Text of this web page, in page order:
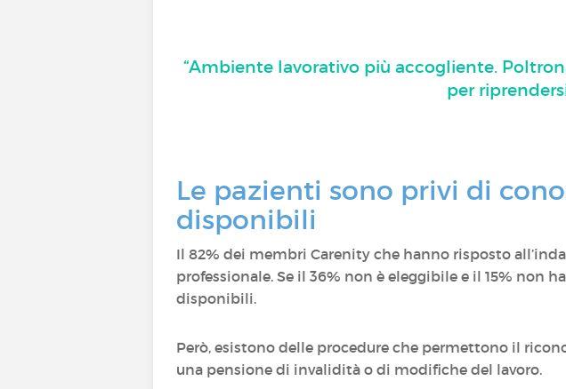
“Ambiente lavorativo più accogliente.
per
Le pazienti sono privi di
disponibili
Il 82% dei membri Carenity che hanno risposto
professionale. Se il 36% non è eleggibile e il 15% non
disponibili.
Però, esistono delle procedure che permettono il
una pensione di invalidità o di modifiche del lavoro.